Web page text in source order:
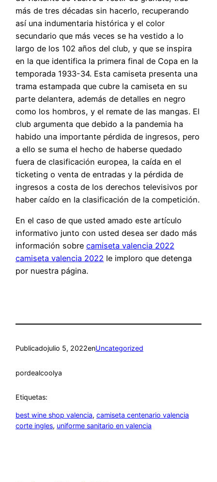
más de tres décadas sin hacerlo, recuperando
así una indumentaria histórica y el color
secundario que más veces se ha vestido a lo
largo de los 102 años del club, y que se inspira
en la que identifica la primera final de Copa en la
temporada 1933-34. Esta camiseta presenta una
trama estampada que cubre la camiseta en su
parte delantera, además de detalles en negro
como los hombros, y el remate de las mangas. El
club argumenta que debido a la pandemia ha
habido una importante pérdida de ingresos, pero
a ello se suma el hecho de haberse quedado
fuera de clasificación europea, la caída en el
ticketing o venta de entradas y la pérdida de
ingresos a costa de los derechos televisivos por
haber caído en la clasificación de la competición.
En el caso de que usted amado este artículo
informativo junto con usted desea ser dado más
información sobre camiseta valencia 2022
camiseta valencia 2022 le imploro que detenga
por nuestra página.
Publicadojulio 5, 2022enUncategorized
pordealcoolya
Etiquetas:
best wine shop valencia, camiseta centenario valencia
corte ingles, uniforme sanitario en valencia